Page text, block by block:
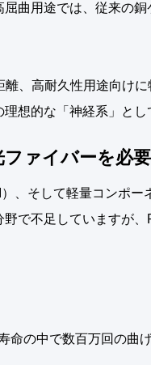
曲用途では、従来の
、高耐久性用途向けに
想的な「神経系」とし
ァイバーを必
、そして軽量コンポー
で不足していますが
命の中で数百万回の曲